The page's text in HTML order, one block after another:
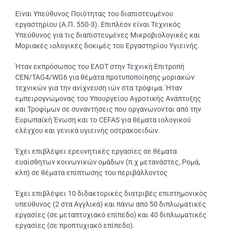
Είναι Υπεύθυνος Ποιότητας του διαπιστευμένου
εργαστηρίου (Α.Π. 550-3). Επιπλέον είναι Τεχνικός
Υπεύθυνος για τις διαπιστευμένες Μικροβιολογικές και
Μοριακές ιολογικές δοκιμές του Εργαστηρίου Υγιεινής.
Ήταν εκπρόσωπος του ΕΛΟΤ στην Τεχνική Επιτροπή
CEN/TAG4/WG6 για θέματα προτυποποίησης μοριακών
τεχνικών για την ανίχνευση ιών στα τρόφιμα. Ήταν
εμπειρογνώμονας του Υπουργείου Αγροτικής Ανάπτυξης
και Τροφίμων σε συναντήσεις που οργανώνονται από την
Ευρωπαϊκή Ένωση και το CEFAS για θέματα ιολογικού
ελέγχου και γενικά υγιεινής οστρακοειδών.
Έχει επιβλέψει ερευνητικές εργασίες σε θέματα
ευαίσθητων κοινωνικών ομάδων (π.χ μετανάστες, Ρομά,
κλπ) σε θέματα επίπτωσης του περιβάλλοντος
Έχει επιβλέψει 10 διδακτορικές διατριβές επιστημονικός
υπεύθυνος (2 στα Αγγλικά) και πάνω από 50 διπλωματικές
εργασίες (σε μεταπτυχιακό επίπεδο) και 40 διπλωματικές
εργασίες (σε προπτυχιακό επίπεδο).